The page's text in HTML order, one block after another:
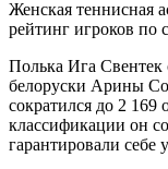
Женская теннисная
рейтинг игроков по
Полька Ига Свентек
белоруски Арины
сократился до 2
классификации он
гарантировали себе